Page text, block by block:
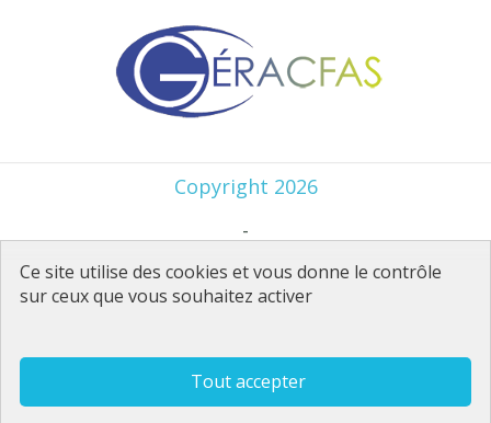
Copyright 2026
-
Mentions Légales
Politique de confidentialité
-
Ce site utilise des cookies et vous donne le contrôle
sur ceux que vous souhaitez activer
Tout accepter